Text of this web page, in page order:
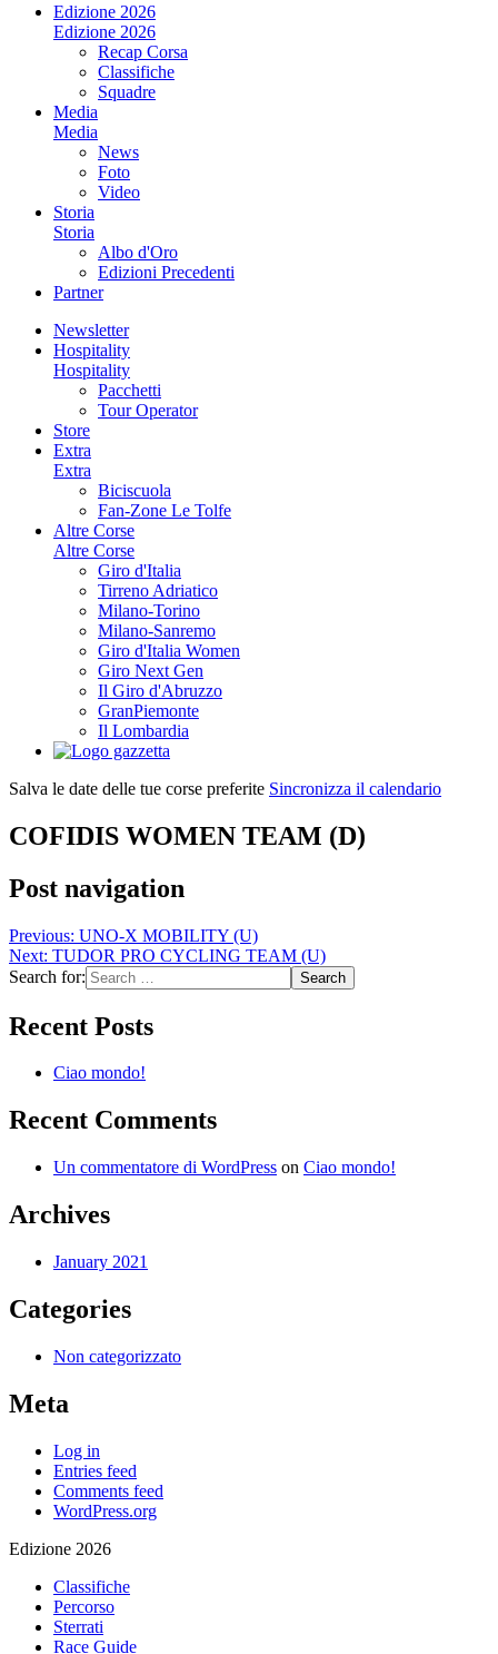
Edizione 2026
Edizione 2026
Recap Corsa
Classifiche
Squadre
Media
Media
News
Foto
Video
Storia
Storia
Albo d'Oro
Edizioni Precedenti
Partner
Newsletter
Hospitality
Hospitality
Pacchetti
Tour Operator
Store
Extra
Extra
Biciscuola
Fan-Zone Le Tolfe
Altre Corse
Altre Corse
Giro d'Italia
Tirreno Adriatico
Milano-Torino
Milano-Sanremo
Giro d'Italia Women
Giro Next Gen
Il Giro d'Abruzzo
GranPiemonte
Il Lombardia
Salva le date delle tue corse preferite Sincronizza il calendario
COFIDIS WOMEN TEAM (D)
Post navigation
Previous: UNO-X MOBILITY (U)
Next: TUDOR PRO CYCLING TEAM (U)
Search for:
Recent Posts
Ciao mondo!
Recent Comments
Un commentatore di WordPress on Ciao mondo!
Archives
January 2021
Categories
Non categorizzato
Meta
Log in
Entries feed
Comments feed
WordPress.org
Edizione 2026
Classifiche
Percorso
Sterrati
Race Guide